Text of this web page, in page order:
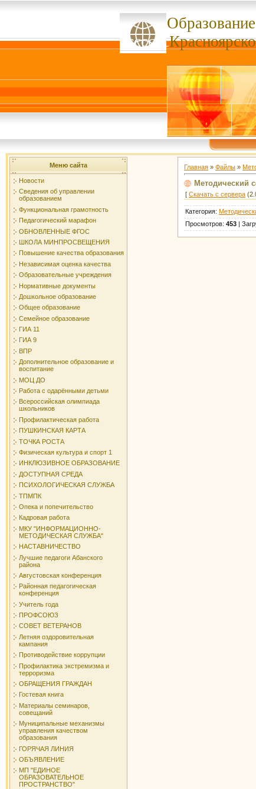
ссссссс
Меню сайта
Новости
Сведения об управлении
образованием
Функциональная грамотность
Педагогический марафон
ОБНОВЛЕННЫЕ ФГОС
ШКОЛА МИНПРОСВЕЩЕНИЯ
Повышение качества образования
Независимая оценка качества
Образовательные учреждения
Нормативные документы
Дошкольное образование
Общее образование
Семейное образование
ГИА 11
ГИА 9
ВПР
Дополнительное образование и
воспитание
МОЦ ДО
Работа с одарёнными детьми
Всероссийская олимпиада
школьников
Профилактическая работа
ПУШКИНСКАЯ КАРТА
ТОЧКА РОСТА
Физическая культура и спорт 1
ИНКЛЮЗИВНОЕ ОБРАЗОВАНИЕ
ДОСТУПНАЯ СРЕДА
ПСИХОЛОГИЧЕСКАЯ СЛУЖБА
ТПМПК
Опека и попечительство
Кадровая работа
МКУ "ИНФОРМАЦИОННО-
МЕТОДИЧЕСКАЯ СЛУЖБА"
НАСТАВНИЧЕСТВО
Лучшие педагоги Абанского
района
Августовская конференция
Районная педагогическая
конференция
Учитель года
ПРОФСОЮЗ
СОВЕТ ВЕТЕРАНОВ
Летняя оздоровительная
кампания
Противодействие коррупции
Профилактика экстремизма и
терроризма
ОБРАЩЕНИЯ ГРАЖДАН
Гостевая книга
Материалы семинаров,
совещаний
Муниципальные механизмы
управления качеством
образования
ГОРЯЧАЯ ЛИНИЯ
ОБЪЯВЛЕНИЕ
МП "ЕДИНОЕ
ОБРАЗОВАТЕЛЬНОЕ
ПРОСТРАНСТВО"
Главная » Файлы »
Методический
[ Скачать с сервера
Категория:
Просмотров: 453 |